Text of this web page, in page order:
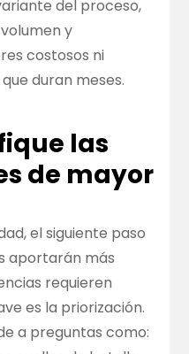
del proceso,
y
costosos ni
duran meses.
las
de mayor
el siguiente paso
aportarán más
requieren
es la priorización.
a preguntas como: